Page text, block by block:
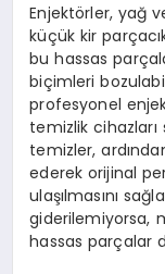
Enjektörler, yağ
küçük kir
bu hassas
biçimleri
profesyonel
temizlik
temizler,
ederek orijinal
ulaşılmasını
giderilemiyorsa,
hassas parçalar